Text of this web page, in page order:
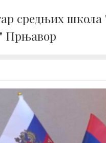
средњих школа
Прњавор